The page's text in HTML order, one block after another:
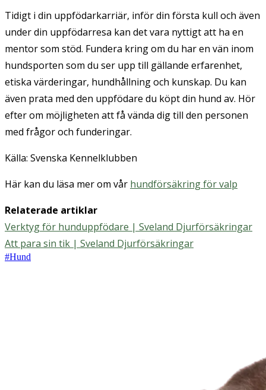
Tidigt i din uppfödarkarriär, inför din första kull och även
under din uppfödarresa kan det vara nyttigt att ha en
mentor som stöd. Fundera kring om du har en vän inom
hundsporten som du ser upp till gällande erfarenhet,
etiska värderingar, hundhållning och kunskap. Du kan
även prata med den uppfödare du köpt din hund av. Hör
efter om möjligheten att få vända dig till den personen
med frågor och funderingar.
Källa: Svenska Kennelklubben
Här kan du läsa mer om vår hundförsäkring för valp
Relaterade artiklar
Verktyg för hunduppfödare | Sveland Djurförsäkringar
Att para sin tik | Sveland Djurförsäkringar
#Hund